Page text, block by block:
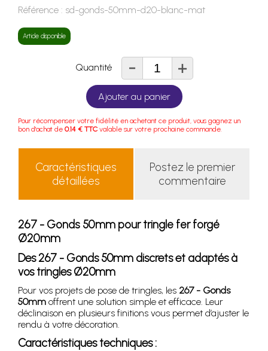
Référence : sd-gonds-50mm-d20-blanc-mat
Article disponible
Quantité - +
Ajouter au panier
Pour récompenser votre fidélité en achetant ce produit, vous gagnez un
bon d'achat de 0.14 € TTC valable sur votre prochaine commande.
Caractéristiques
détaillées
Postez le premier
commentaire
267 - Gonds 50mm pour tringle fer forgé
Ø20mm
Des 267 - Gonds 50mm discrets et adaptés à
vos tringles Ø20mm
Pour vos projets de pose de tringles, les 267 - Gonds
50mm offrent une solution simple et efficace. Leur
déclinaison en plusieurs finitions vous permet d’ajuster le
rendu à votre décoration.
Caractéristiques techniques :